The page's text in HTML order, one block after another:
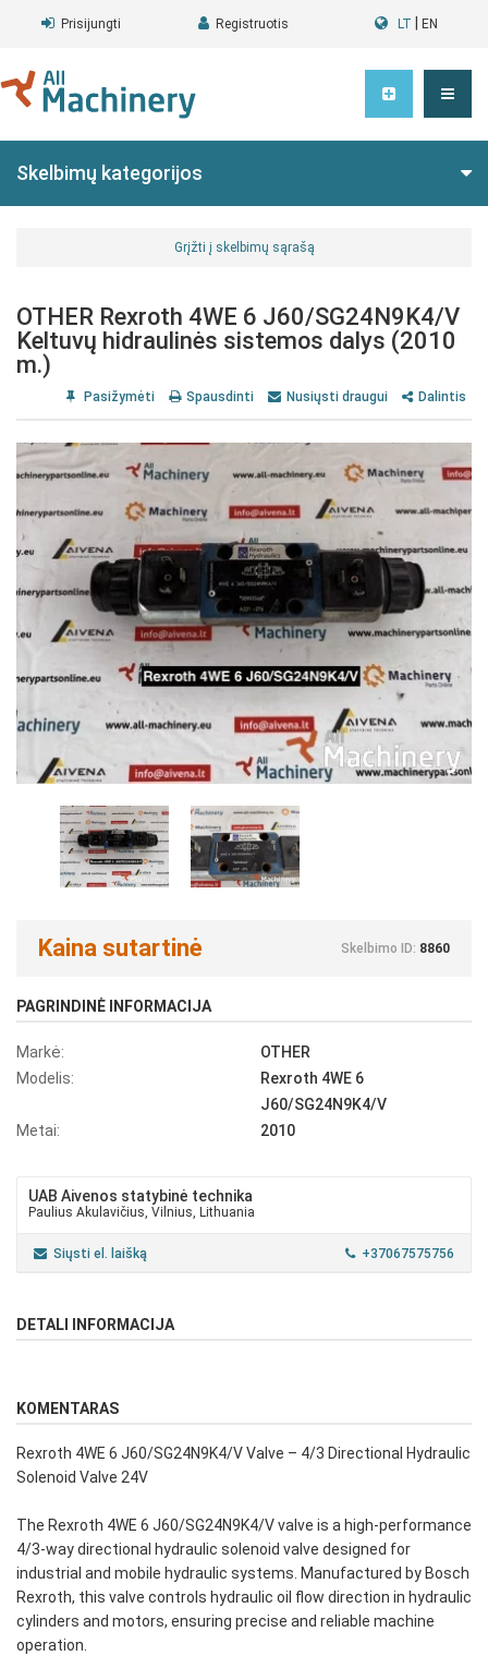
Prisijungti Registruotis LT EN
Skelbimų kategorijos
Grįžti į skelbimų sąrašą
OTHER Rexroth 4WE 6 J60/SG24N9K4/V
Keltuvų hidraulinės sistemos dalys (2010
m.)
Pasižymėti Spausdinti Nusiųsti draugui Dalintis
Kaina sutartinė Skelbimo ID: 8860
PAGRINDINĖ INFORMACIJA
Markė:
OTHER
Modelis:
Rexroth 4WE 6
J60/SG24N9K4/V
Metai:
2010
UAB Aivenos statybinė technika
Paulius Akulavičius, Vilnius, Lithuania
Siųsti el. laišką +37067575756
DETALI INFORMACIJA
KOMENTARAS
Rexroth 4WE 6 J60/SG24N9K4/V Valve – 4/3 Directional Hydraulic
Solenoid Valve 24V
The Rexroth 4WE 6 J60/SG24N9K4/V valve is a high-performance
4/3-way directional hydraulic solenoid valve designed for
industrial and mobile hydraulic systems. Manufactured by Bosch
Rexroth, this valve controls hydraulic oil flow direction in hydraulic
cylinders and motors, ensuring precise and reliable machine
operation.